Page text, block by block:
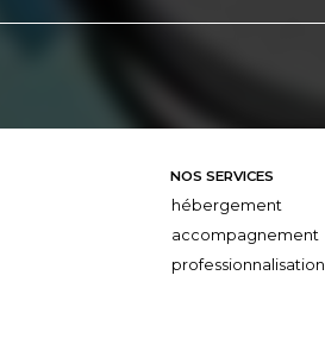
NOS SERVICES
hébergement
accompagnement
professionnalisation